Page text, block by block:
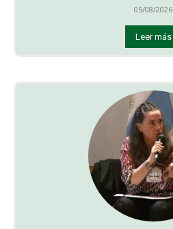
05/08/2026
Leer más